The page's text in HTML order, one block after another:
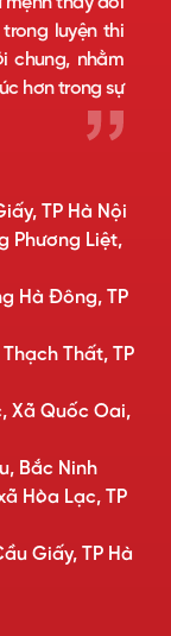
luyện thi
chung, nhằm
hơn trong sự
TP Hà Nội
Phương Liệt,
Hà Đông, TP
Thất, TP
Xã Quốc Oai,
Bắc Ninh
Hòa Lạc, TP
Giấy, TP Hà